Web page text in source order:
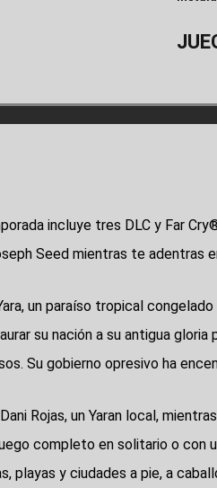
incluye tres DLC y Far
Seed mientras te adentras
un paraíso tropical
su nación a su antigua gloria
Su gobierno opresivo ha
Rojas, un Yaran local,
completo en solitario o con
playas y ciudades a pie, a